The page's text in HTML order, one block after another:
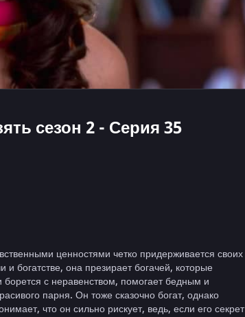
сезон 2 - Серия 35
ценностями четко придерживается своих
богатстве, она презирает богачей, которые
с неравенством, помогает бедным и
парня. Он тоже сказочно богат, однако
что он сильно рискует, ведь, если его секрет